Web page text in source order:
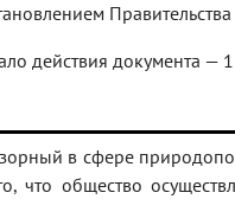
действия документа —
в сфере
что общество